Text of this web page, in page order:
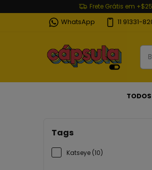
Frete Grátis em
WhatsApp 11 91331-
Tags
Katseye (10)